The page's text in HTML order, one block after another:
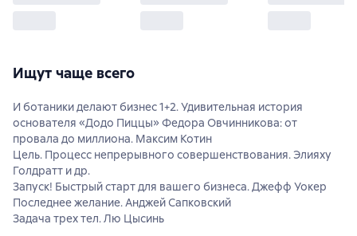
Ищут чаще всего
И ботаники делают бизнес 1+2. Удивительная история
основателя «Додо Пиццы» Федора Овчинникова: от
провала до миллиона. Максим Котин
Цель. Процесс непрерывного совершенствования. Элияху
Голдратт и др.
Запуск! Быстрый старт для вашего бизнеса. Джефф Уокер
Последнее желание. Анджей Сапковский
Задача трех тел. Лю Цысинь